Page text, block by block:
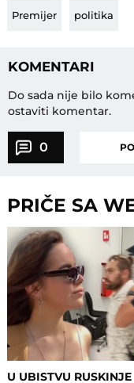
Premijer politika
KOMENTARI
Do sada nije bilo
ostaviti komentar.
0
PRIČE SA
U UBISTVU RUSKINJE